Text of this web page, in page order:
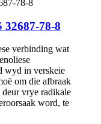
78-8
verbinding wat
wyd in verskeie
om die afbraak
deur vrye radikale
word, te